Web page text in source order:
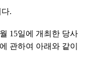
.
15일에 개최한 당사
관하여 아래와 같이